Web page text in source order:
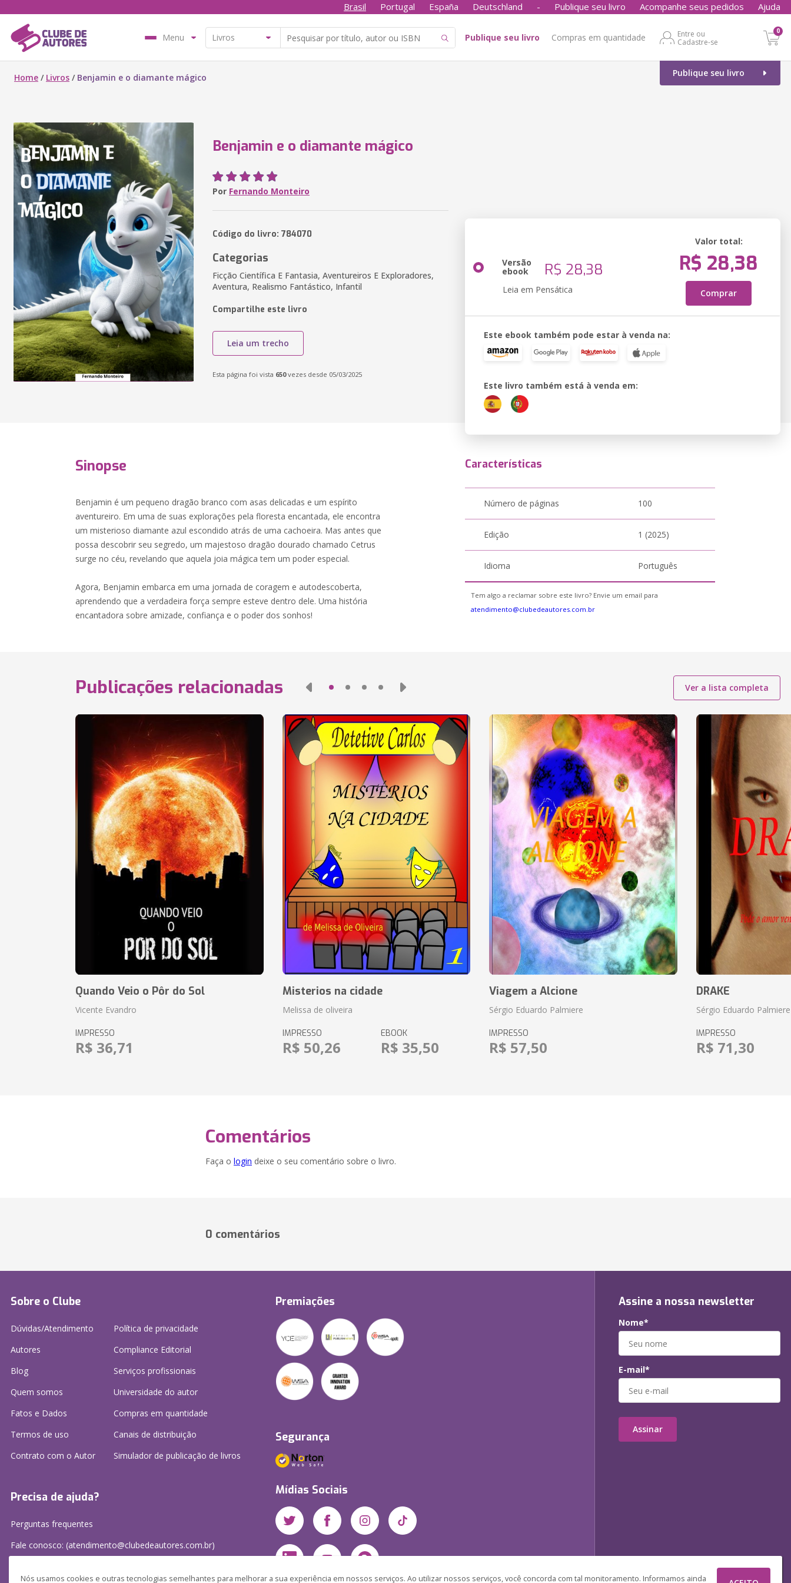
Nós usamos cookies e outras tecnologias semelhantes para melhorar a sua experiência em nossos serviços. Ao utilizar nossos serviços, você concorda com tal monitoramento. Informamos ainda
Brasil Portugal España Deutschland - Publique seu livro Acompanhe seus pedidos Ajuda
Menu Publique seu livro Compras em quantidade
Entre ou
Cadastre-se
0
Publique seu livro
Home / Livros / Benjamin e o diamante mágico
Benjamin e o diamante mágico
Por Fernando Monteiro
Código do livro: 784070
Categorias
Ficção Científica E Fantasia, Aventureiros E Exploradores,
Aventura, Realismo Fantástico, Infantil
Compartilhe este livro
Leia um trecho
Esta página foi vista 650vezes desde 05/03/2025
Versão
ebook R$ 28,38
Leia em Pensática
Valor total:
R$ 28,38
Comprar
Este ebook também pode estar à venda na:
Este livro também está à venda em:
Sinopse
Benjamin é um pequeno dragão branco com asas delicadas e um espírito
aventureiro. Em uma de suas explorações pela floresta encantada, ele encontra
um misterioso diamante azul escondido atrás de uma cachoeira. Mas antes que
possa descobrir seu segredo, um majestoso dragão dourado chamado Cetrus
surge no céu, revelando que aquela joia mágica tem um poder especial.
Agora, Benjamin embarca em uma jornada de coragem e autodescoberta,
aprendendo que a verdadeira força sempre esteve dentro dele. Uma história
encantadora sobre amizade, confiança e o poder dos sonhos!
Características
Número de páginas 100
Edição 1 (2025)
Idioma Português
Tem algo a reclamar sobre este livro? Envie um email para
atendimento@clubedeautores.com.br
Publicações relacionadas Ver a lista completa
Quando Veio o Pôr do Sol
Vicente Evandro
IMPRESSO
R$ 36,71
Misterios na cidade
Melissa de oliveira
IMPRESSO
R$ 50,26
EBOOK
R$ 35,50
Viagem a Alcione
Sérgio Eduardo Palmiere
IMPRESSO
R$ 57,50
DRAKE
Sérgio Eduardo Palmiere
IMPRESSO
R$ 71,30
Comentários
Faça o login deixe o seu comentário sobre o livro.
0 comentários
Sobre o Clube
Dúvidas/Atendimento
Autores
Blog
Quem somos
Fatos e Dados
Termos de uso
Contrato com o Autor
Política de privacidade
Compliance Editorial
Serviços profissionais
Universidade do autor
Compras em quantidade
Canais de distribuição
Simulador de publicação de livros
Precisa de ajuda?
Perguntas frequentes
Fale conosco: (atendimento@clubedeautores.com.br)
Premiações
Segurança
Mídias Sociais
Assine a nossa newsletter
Nome*
E-mail*
Assinar